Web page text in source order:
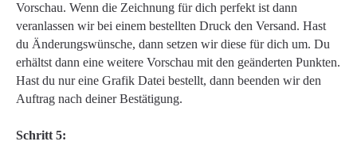
Vorschau. Wenn die Zeichnung für dich perfekt ist dann
veranlassen wir bei einem bestellten Druck den Versand. Hast
du Änderungswünsche, dann setzen wir diese für dich um. Du
erhältst dann eine weitere Vorschau mit den geänderten Punkten.
Hast du nur eine Grafik Datei bestellt, dann beenden wir den
Auftrag nach deiner Bestätigung.
Schritt 5: